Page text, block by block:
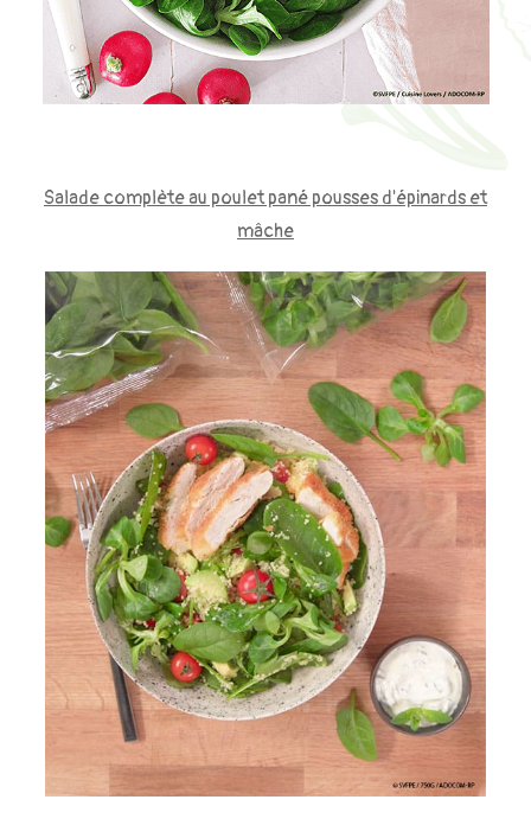
Salade complète au poulet pané pousses d'épinards et
mâche